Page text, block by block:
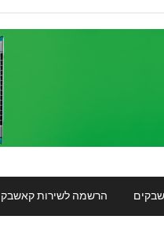
הרשמה לשירות קאשבק